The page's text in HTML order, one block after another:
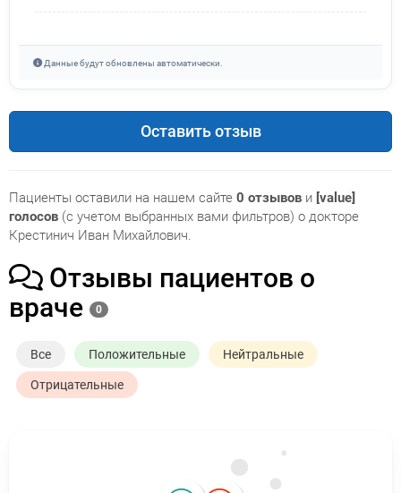
Данные будут обновлены автоматически.
Оставить отзыв
Пациенты оставили на нашем сайте 0 отзывов и [value]
голосов (с учетом выбранных вами фильтров) о докторе
Крестинич Иван Михайлович.
Отзывы пациентов о
враче
0
Все Положительные Нейтральные
Отрицательные